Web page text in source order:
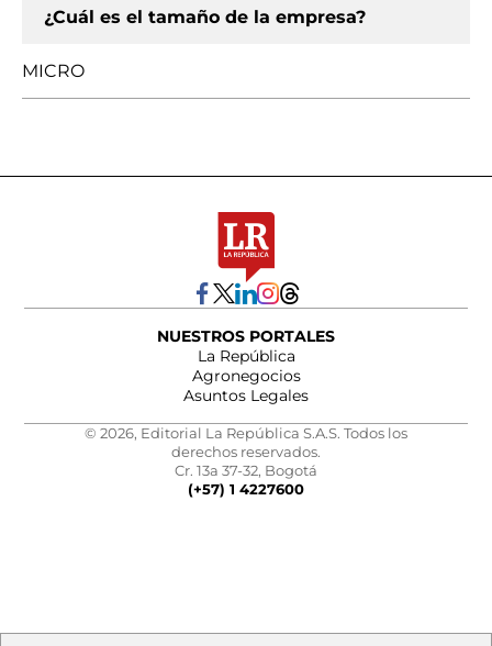
¿Cuál es el tamaño de la empresa?
MICRO
NUESTROS PORTALES
La República
Agronegocios
Asuntos Legales
© 2026, Editorial La República S.A.S. Todos los
derechos reservados.
Cr. 13a 37-32, Bogotá
(+57) 1 4227600